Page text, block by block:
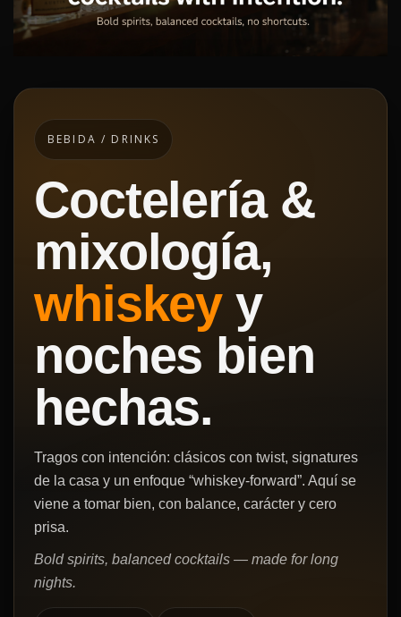
BEBIDA / DRINKS
Coctelería &
mixología,
whiskeyy
noches bien
hechas.
Tragos con intención: clásicos con twist, signatures
de la casa y un enfoque “whiskey-forward”. Aquí se
viene a tomar bien, con balance, carácter y cero
prisa.
Bold spirits, balanced cocktails — made for long
nights.